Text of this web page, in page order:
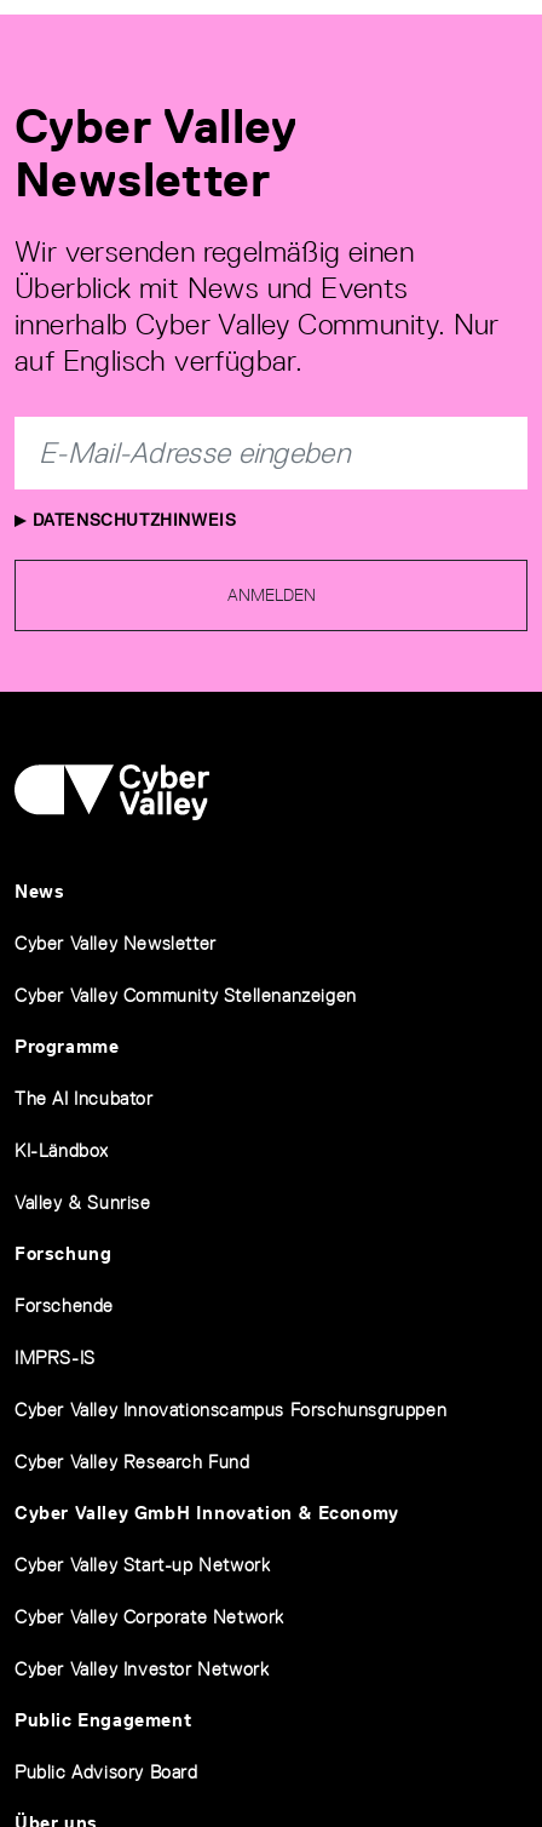
Cyber Valley
Newsletter
Wir versenden regelmäßig einen
Überblick mit News und Events
innerhalb Cyber Valley Community. Nur
auf Englisch verfügbar.
DATENSCHUTZHINWEIS
ANMELDEN
News
Cyber Valley Newsletter
Cyber Valley Community Stellenanzeigen
Programme
The AI Incubator
KI-Ländbox
Valley & Sunrise
Forschung
Forschende
IMPRS-IS
Cyber Valley Innovationscampus Forschunsgruppen
Cyber Valley Research Fund
Cyber Valley GmbH Innovation & Economy
Cyber Valley Start-up Network
Cyber Valley Corporate Network
Cyber Valley Investor Network
Public Engagement
Public Advisory Board
Über uns